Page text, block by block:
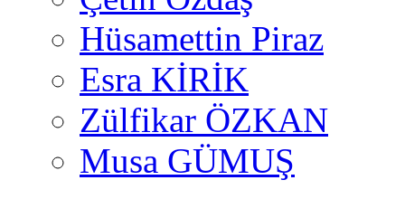
Hüsamettin Piraz
Esra KİRİK
Zülfikar ÖZKAN
Musa GÜMUŞ